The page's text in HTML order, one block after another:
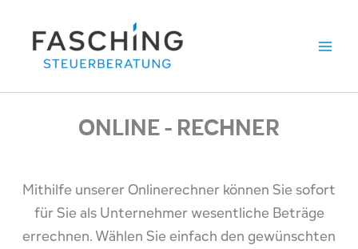
springen
ONLINE - RECHNER
Mithilfe unserer Onlinerechner können Sie sofort
für Sie als Unternehmer wesentliche Beträge
errechnen. Wählen Sie einfach den gewünschten